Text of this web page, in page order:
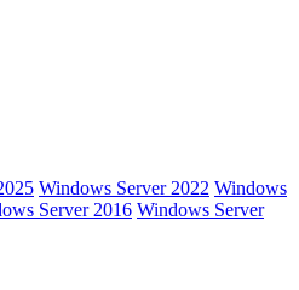
Windows Server 2022 Windows
Server 2016 Windows Server